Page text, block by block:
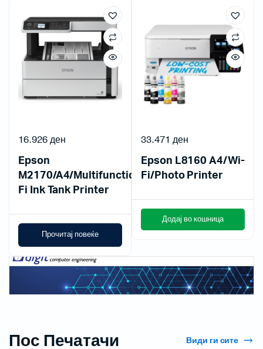
Epson
M2170/A4/Multifunction/Mono/Wi-
Fi Ink Tank Printer
16.926ден
Прочитај повеќе
Epson L8160 A4/Wi-
Fi/Photo Printer
33.471 ден
Додај во кошница
Пос Печатачи Види ги сите